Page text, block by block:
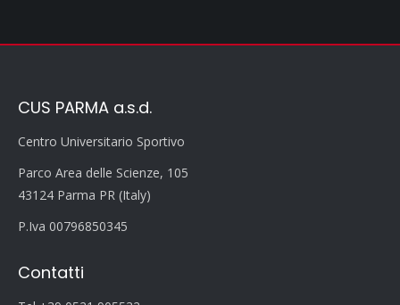
CUS PARMA a.s.d.
Centro Universitario Sportivo
Parco Area delle Scienze, 105
43124 Parma PR (Italy)
P.Iva 00796850345
Contatti